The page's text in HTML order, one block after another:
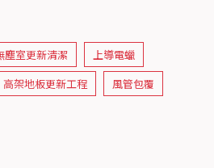
塵室更新清潔
上導電蠟
高架地板更新工程
風管包覆